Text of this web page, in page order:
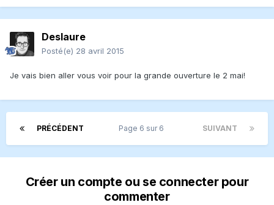
Deslaure
Posté(e) 28 avril 2015
Je vais bien aller vous voir pour la grande ouverture le 2 mai!
PRÉCÉDENT SUIVANT
Page 6 sur 6
Créer un compte ou se connecter pour
commenter